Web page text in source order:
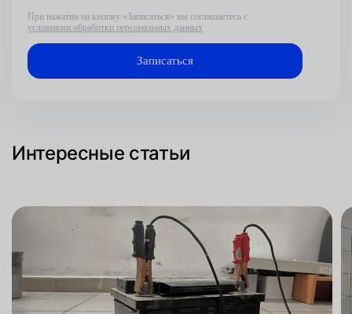
При нажатии на кнопку «Записаться» вы соглашаетесь с
условиями обработки персональных данных
Интересные статьи